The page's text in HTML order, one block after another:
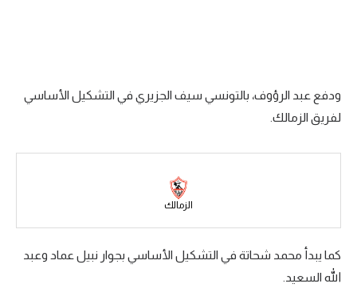
سعودي في الجول
الدوري الإنجليزي
رياضات أخرى
أمم إفريقيا
ودفع عبد الرؤوف، بالتونسي سيف الجزيري في التشكيل الأساسي
لفريق الزمالك.
الزمالك
كما يبدأ محمد شحاتة في التشكيل الأساسي بجوار نبيل عماد وعبد
الله السعيد.